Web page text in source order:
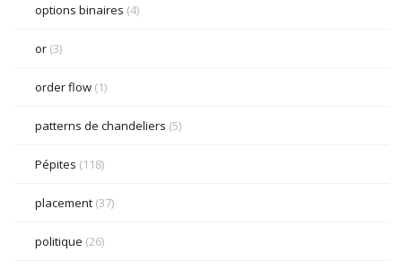
options binaires (4)
or (3)
order flow (1)
patterns de chandeliers (5)
Pépites (118)
placement (37)
politique (26)